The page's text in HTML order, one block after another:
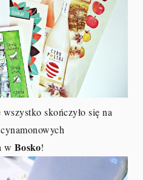
skończyło się na
w Bosko!